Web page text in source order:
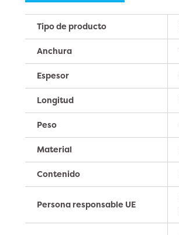
Tipo de producto
Anchura
Espesor
Longitud
Peso
Material
Contenido
Persona responsable UE